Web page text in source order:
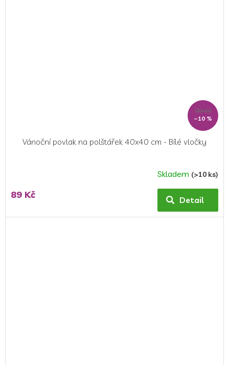
99 Kč
–10 %
Vánoční povlak na polštářek 40x40 cm - Bílé vločky
produktu
Skladem (>10 ks)
89 Kč Detail